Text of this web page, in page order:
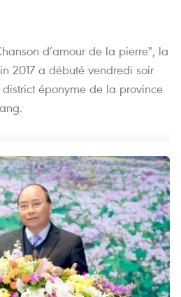
d’amour de la pierre", la
2017 a débuté vendredi soir
éponyme de la province